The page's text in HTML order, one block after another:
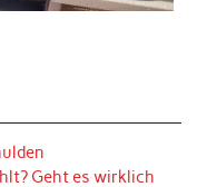
Geht es wirklich